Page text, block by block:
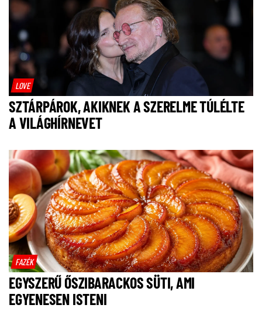
LOVE
SZTÁRPÁROK, AKIKNEK A SZERELME TÚLÉLTE
A VILÁGHÍRNEVET
FAZÉK
EGYSZERŰ ŐSZIBARACKOS SÜTI, AMI
EGYENESEN ISTENI